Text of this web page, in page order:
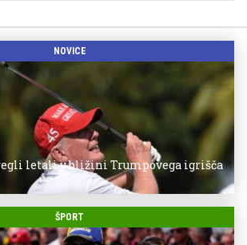
NOVICE
letali v bližini Trumpovega igrišča
ŠPORT